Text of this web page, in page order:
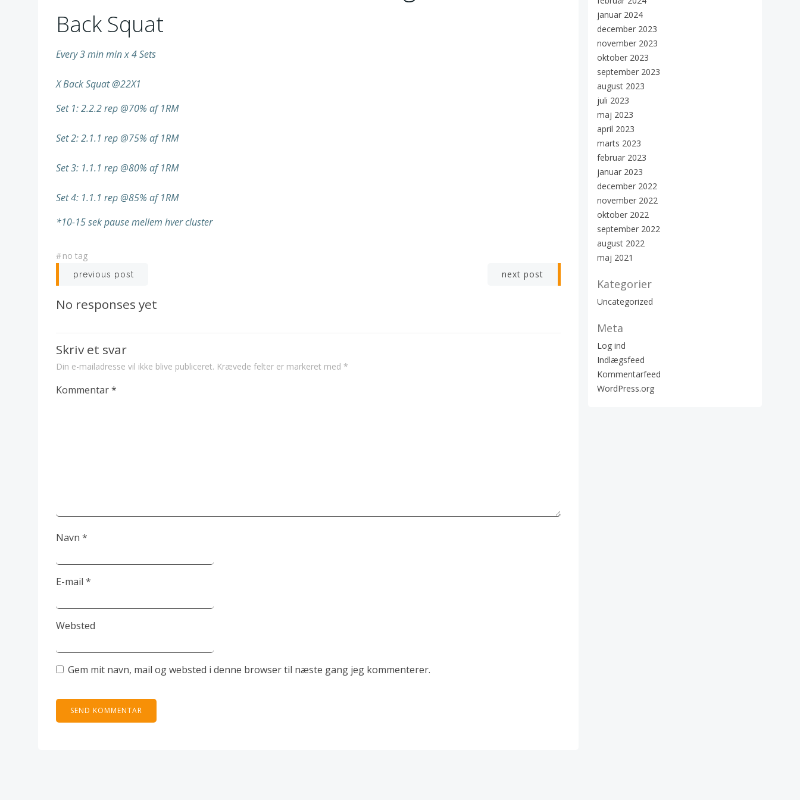
Back Squat
Every 3 min min x 4 Sets
X Back Squat @22X1
Set 1: 2.2.2 rep @70% af 1RM
Set 2: 2.1.1 rep @75% af 1RM
Set 3: 1.1.1 rep @80% af 1RM
Set 4: 1.1.1 rep @85% af 1RM
*10-15 sek pause mellem hver cluster
#no tag
Post
navigation
previous post next post
No responses yet
Skriv et svar
Din e-mailadresse vil ikke blive publiceret. Krævede felter er markeret med *
Kommentar*
Navn *
E-mail *
Websted
Gem mit navn, mail og websted i denne browser til næste gang jeg kommenterer.
januar 2024
december 2023
november 2023
oktober 2023
september 2023
august 2023
juli 2023
maj 2023
april 2023
marts 2023
februar 2023
januar 2023
december 2022
november 2022
oktober 2022
september 2022
august 2022
maj 2021
Kategorier
Uncategorized
Meta
Log ind
Indlægsfeed
Kommentarfeed
WordPress.org